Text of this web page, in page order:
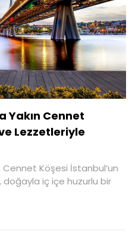
Yakın Cennet
Lezzetleriyle
Cennet Köşesi İstanbul’un
doğayla iç içe huzurlu bir